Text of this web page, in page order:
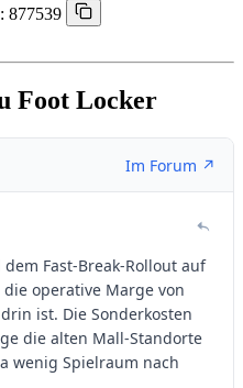
877539
Foot Locker